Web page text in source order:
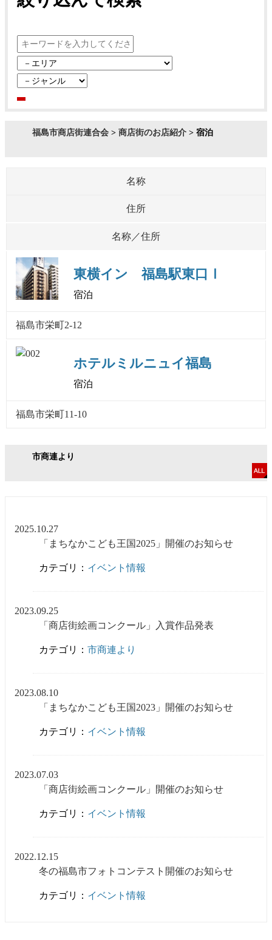
福島市商店街連合会 > 商店街のお店紹介 > 宿泊
名称
住所
名称／住所
東横イン 福島駅東口Ⅰ
宿泊
福島市栄町2-12
ホテルミルニュイ福島
宿泊
福島市栄町11-10
市商連より
2025.10.27
「まちなかこども王国2025」開催のお知らせ
カテゴリ： イベント情報
2023.09.25
「商店街絵画コンクール」入賞作品発表
カテゴリ： 市商連より
2023.08.10
「まちなかこども王国2023」開催のお知らせ
カテゴリ： イベント情報
2023.07.03
「商店街絵画コンクール」開催のお知らせ
カテゴリ： イベント情報
2022.12.15
冬の福島市フォトコンテスト開催のお知らせ
カテゴリ： イベント情報